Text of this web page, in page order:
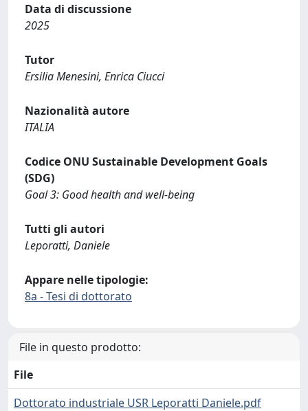
Data di discussione
2025
Tutor
Ersilia Menesini, Enrica Ciucci
Nazionalità autore
ITALIA
Codice ONU Sustainable Development Goals
(SDG)
Goal 3: Good health and well-being
Tutti gli autori
Leporatti, Daniele
Appare nelle tipologie:
8a - Tesi di dottorato
File in questo prodotto:
File
Dottorato industriale USR Leporatti Daniele.pdf